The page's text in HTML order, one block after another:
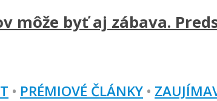
môže byť aj zábava.
• PRÉMIOVÉ ČLÁNKY •